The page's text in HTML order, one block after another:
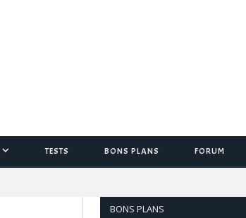
TESTS BONS PLANS FORUM
BONS PLANS